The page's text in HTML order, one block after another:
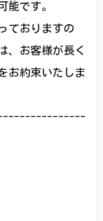
能です。
ておりますの
、お客様が長く
お約束いたしま